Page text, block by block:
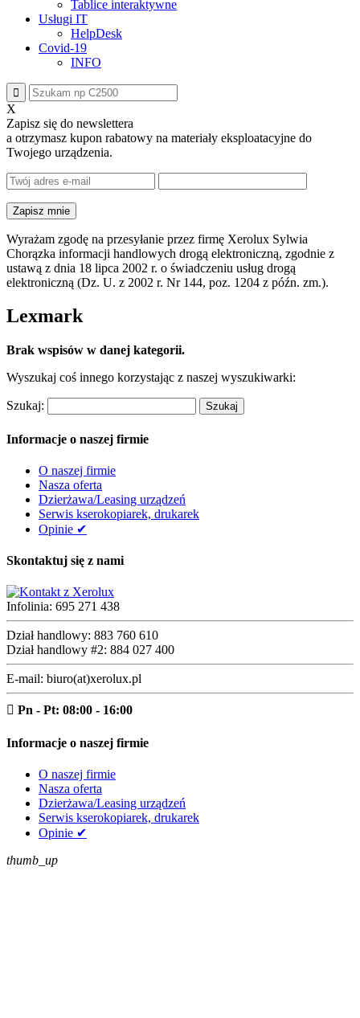
Tablice interaktywne
Usługi IT
HelpDesk
Covid-19
INFO
X
Zapisz się do newslettera
a otrzymasz kupon rabatowy na materiały eksploatacyjne do
Twojego urządzenia.
Wyrażam zgodę na przesyłanie przez firmę Xerolux Sylwia
Chorązka informacji handlowych drogą elektroniczną, zgodnie z
ustawą z dnia 18 lipca 2002 r. o świadczeniu usług drogą
elektroniczną (Dz. U. z 2002 r. Nr 144, poz. 1204 z późn. zm.).
Lexmark
Brak wspisów w danej kategorii.
Wyszukaj coś innego korzystając z naszej wyszukiwarki:
Szukaj:
Informacje o naszej firmie
O naszej firmie
Nasza oferta
Dzierżawa/Leasing urządzeń
Serwis kserokopiarek, drukarek
Opinie ✔
Skontaktuj się z nami
Infolinia: 695 271 438
Dział handlowy: 883 760 610
Dział handlowy #2: 884 027 400
E-mail: biuro(at)xerolux.pl
 Pn - Pt: 08:00 - 16:00
Informacje o naszej firmie
O naszej firmie
Nasza oferta
Dzierżawa/Leasing urządzeń
Serwis kserokopiarek, drukarek
Opinie ✔
thumb_up